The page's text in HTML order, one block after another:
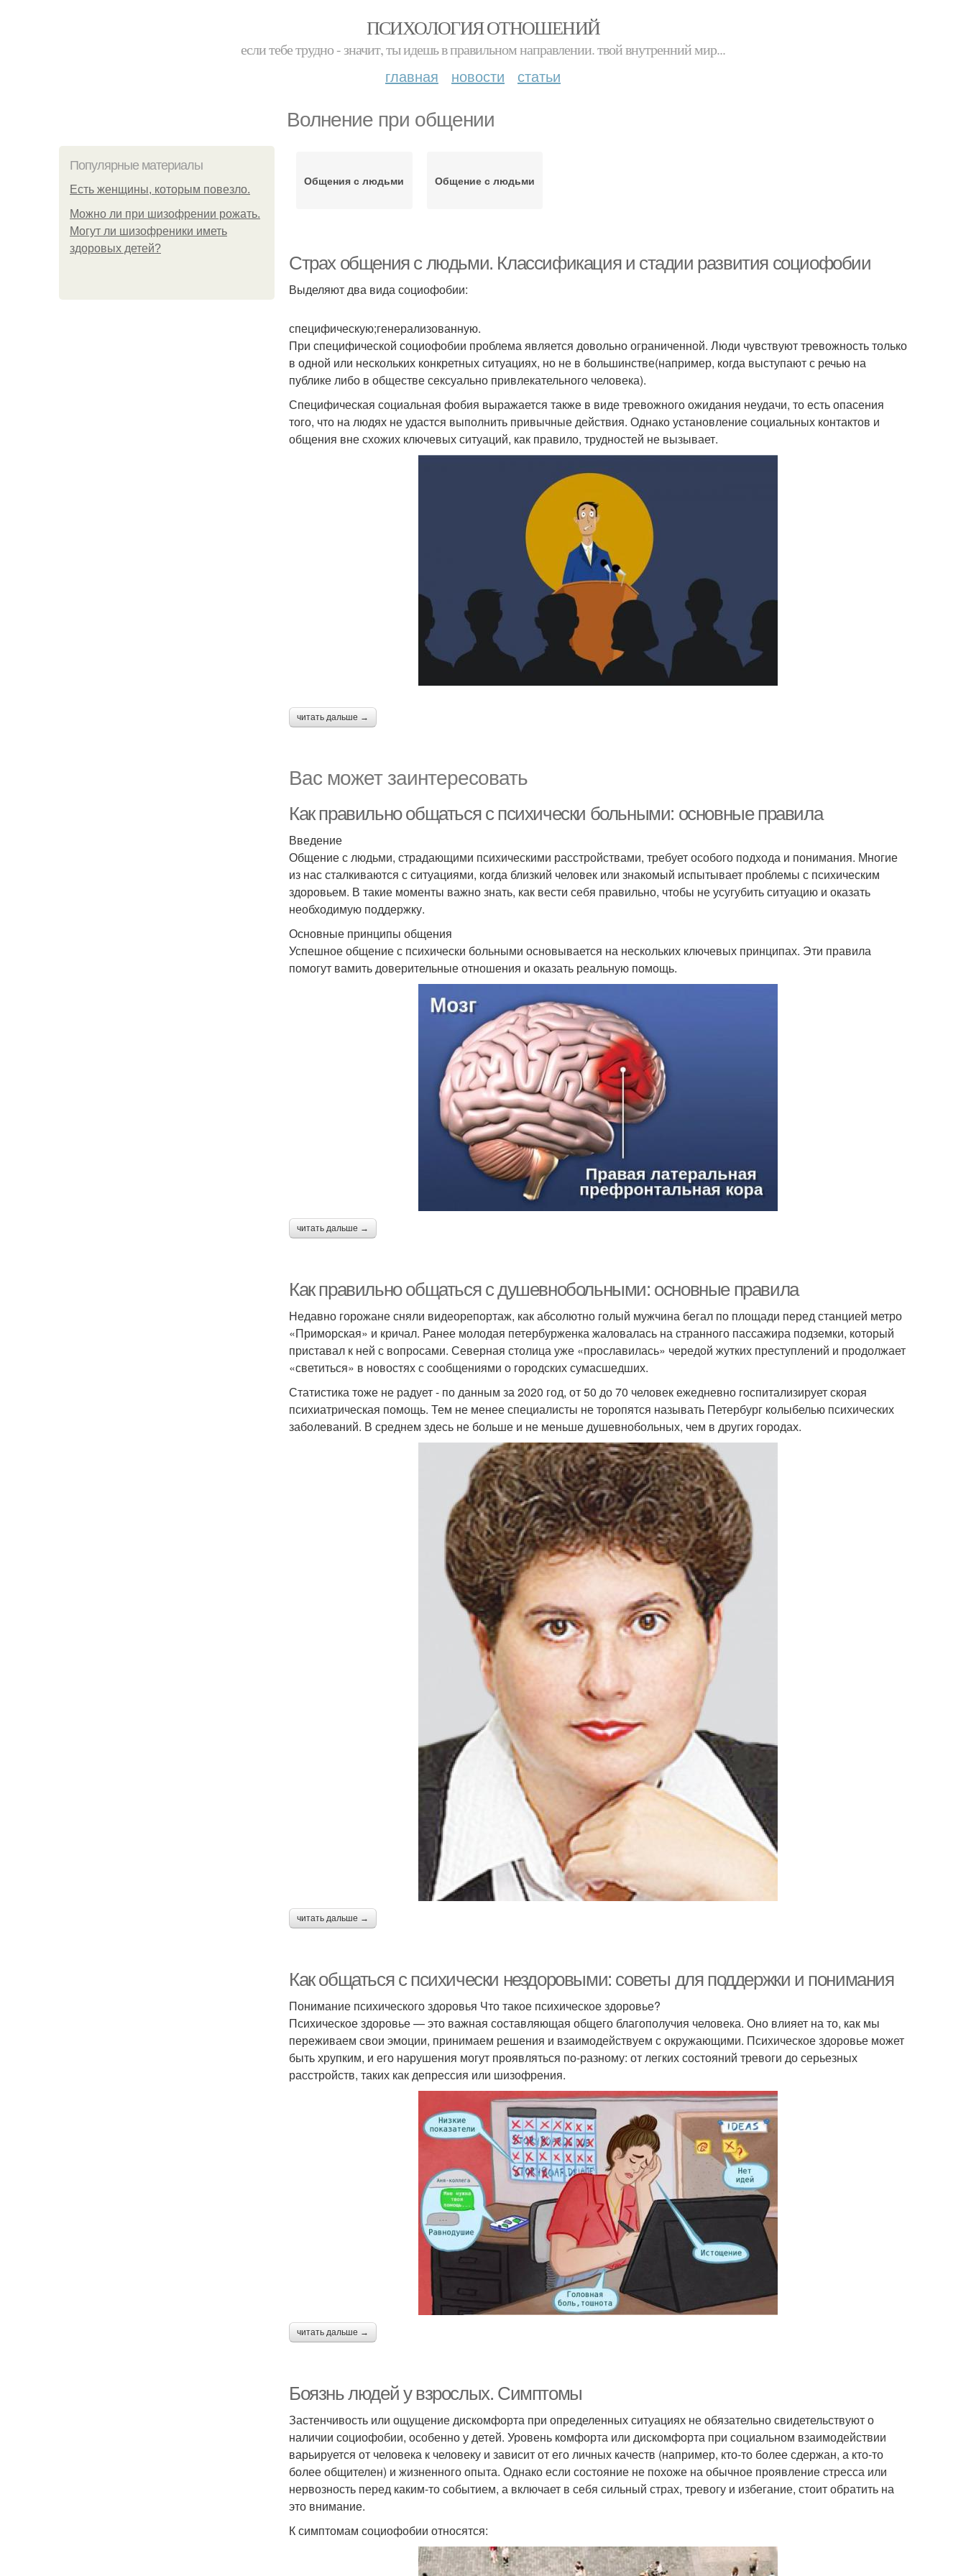
ПСИХОЛОГИЯ ОТНОШЕНИЙ
если тебе трудно - значит, ты идешь в правильном направлении. твой внутренний мир...
главная новости статьи
Волнение при общении
Популярные материалы
Есть женщины, которым повезло.
Можно ли при шизофрении рожать.
Могут ли шизофреники иметь
здоровых детей?
Общения с людьми Общение с людьми
Страх общения с людьми. Классификация и стадии развития социофобии
Выделяют два вида социофобии:
специфическую;генерализованную.
При специфической социофобии проблема является довольно ограниченной. Люди чувствуют тревожность только
в одной или нескольких конкретных ситуациях, но не в большинстве(например, когда выступают с речью на
публике либо в обществе сексуально привлекательного человека).
Специфическая социальная фобия выражается также в виде тревожного ожидания неудачи, то есть опасения
того, что на людях не удастся выполнить привычные действия. Однако установление социальных контактов и
общения вне схожих ключевых ситуаций, как правило, трудностей не вызывает.
читать дальше →
Вас может заинтересовать
Как правильно общаться с психически больными: основные правила
Введение
Общение с людьми, страдающими психическими расстройствами, требует особого подхода и понимания. Многие
из нас сталкиваются с ситуациями, когда близкий человек или знакомый испытывает проблемы с психическим
здоровьем. В такие моменты важно знать, как вести себя правильно, чтобы не усугубить ситуацию и оказать
необходимую поддержку.
Основные принципы общения
Успешное общение с психически больными основывается на нескольких ключевых принципах. Эти правила
помогут вамить доверительные отношения и оказать реальную помощь.
читать дальше →
Как правильно общаться с душевнобольными: основные правила
Недавно горожане сняли видеорепортаж, как абсолютно голый мужчина бегал по площади перед станцией метро
«Приморская» и кричал. Ранее молодая петербурженка жаловалась на странного пассажира подземки, который
приставал к ней с вопросами. Северная столица уже «прославилась» чередой жутких преступлений и продолжает
«светиться» в новостях с сообщениями о городских сумасшедших.
Статистика тоже не радует - по данным за 2020 год, от 50 до 70 человек ежедневно госпитализирует скорая
психиатрическая помощь. Тем не менее специалисты не торопятся называть Петербург колыбелью психических
заболеваний. В среднем здесь не больше и не меньше душевнобольных, чем в других городах.
читать дальше →
Как общаться с психически нездоровыми: советы для поддержки и понимания
Понимание психического здоровья Что такое психическое здоровье?
Психическое здоровье — это важная составляющая общего благополучия человека. Оно влияет на то, как мы
переживаем свои эмоции, принимаем решения и взаимодействуем с окружающими. Психическое здоровье может
быть хрупким, и его нарушения могут проявляться по-разному: от легких состояний тревоги до серьезных
расстройств, таких как депрессия или шизофрения.
читать дальше →
Боязнь людей у взрослых. Симптомы
Застенчивость или ощущение дискомфорта при определенных ситуациях не обязательно свидетельствуют о
наличии социофобии, особенно у детей. Уровень комфорта или дискомфорта при социальном взаимодействии
варьируется от человека к человеку и зависит от его личных качеств (например, кто-то более сдержан, а кто-то
более общителен) и жизненного опыта. Однако если состояние не похоже на обычное проявление стресса или
нервозность перед каким-то событием, а включает в себя сильный страх, тревогу и избегание, стоит обратить на
это внимание.
К симптомам социофобии относятся: